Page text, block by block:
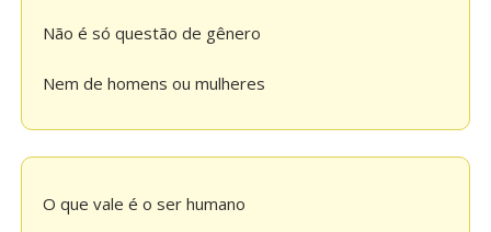
Não é só questão de gênero
Nem de homens ou mulheres
O que vale é o ser humano